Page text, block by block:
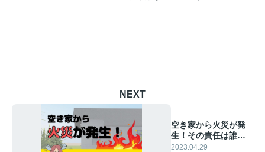
NEXT
空き家から火災が発
生！その責任は誰に
ある？考えられる原
2023.04.29